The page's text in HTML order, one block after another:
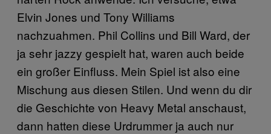
Elvin Jones und Tony Williams
nachzuahmen. Phil Collins und Bill Ward, der
ja sehr jazzy gespielt hat, waren auch beide
ein großer Einfluss. Mein Spiel ist also eine
Mischung aus diesen Stilen. Und wenn du dir
die Geschichte von Heavy Metal anschaust,
dann hatten diese Urdrummer ja auch nur